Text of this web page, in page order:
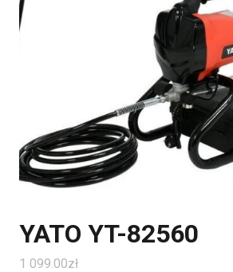
YATO YT-82560
1 099.00zł